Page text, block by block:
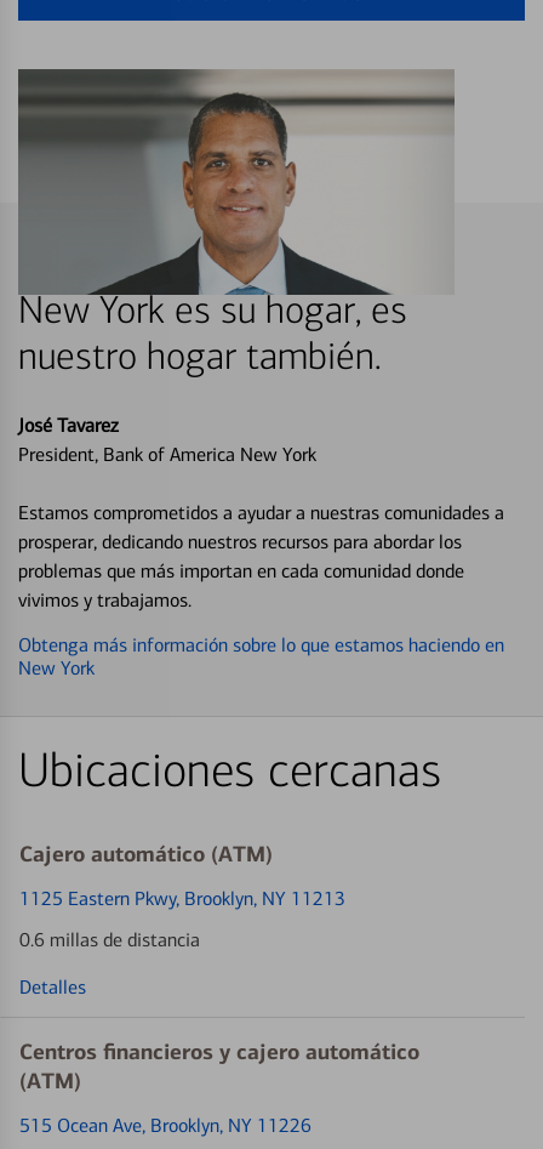
New York es su hogar, es
nuestro hogar también.
José Tavarez
President, Bank of America New York
Estamos comprometidos a ayudar a nuestras comunidades a
prosperar, dedicando nuestros recursos para abordar los
problemas que más importan en cada comunidad donde
vivimos y trabajamos.
Obtenga más información sobre lo que estamos haciendo en
New York
Ubicaciones cercanas
Cajero automático (ATM)
1125 Eastern Pkwy, Brooklyn, NY 11213
0.6 millas de distancia
Detalles
Centros financieros y cajero automático
(ATM)
515 Ocean Ave, Brooklyn, NY 11226